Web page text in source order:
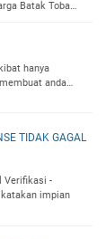
Batak Toba…
hanya
anda…
TIDAK GAGAL
Verifikasi -
impian